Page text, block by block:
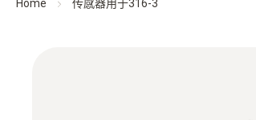
Home 传感器用于316-3